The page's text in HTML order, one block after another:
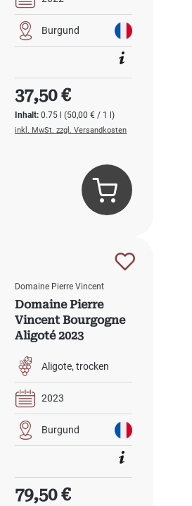
Burgund
Inhalt:0.75 l(50,00 € / 1 l)
Regulärer Preis:
37,50 €
inkl. MwSt. zzgl. Versandkosten
Domaine Pierre Vincent
Domaine Pierre
Vincent Bourgogne
Aligoté 2023
Aligote trocken
2023
Burgund
Regulärer Preis:
79,50 €